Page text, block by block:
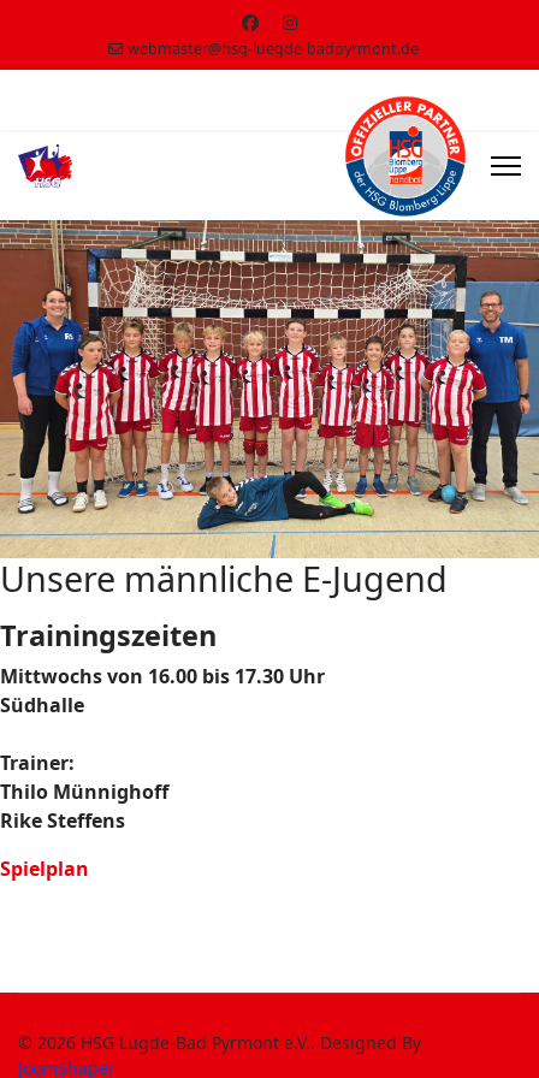
webmaster@hsg-luegde-badpyrmont.de
Unsere männliche E-Jugend
Trainingszeiten
Mittwochs von 16.00 bis 17.30 Uhr
Südhalle
Trainer:
Thilo Münnighoff
Rike Steffens
Spielplan
© 2026 HSG Lügde-Bad Pyrmont e.V.. Designed By
JoomShaper